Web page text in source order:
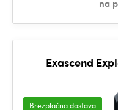
na
Exascend
Brezplačna dostava